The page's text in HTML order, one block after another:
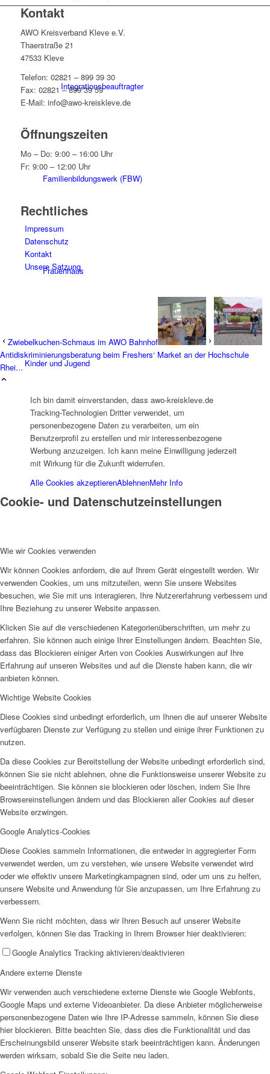
Integrationsbeauftragter
Familienbildungswerk (FBW)
Frauenhaus
Kinder und Jugend
Ambulante Hilfen zur Erziehung
UFH
Erziehungsbeistand
PKD
Kontakt
AWO Kreisverband Kleve e.V.
Thaerstraße 21
47533 Kleve
Telefon: 02821 – 899 39 30
Fax: 02821 – 899 39 59
E-Mail: info@awo-kreiskleve.de
Öffnungszeiten
Mo – Do: 9:00 – 16:00 Uhr
Fr: 9:00 – 12:00 Uhr
Rechtliches
Impressum
Datenschutz
Kontakt
Unsere Satzung
Zwiebelkuchen-Schmaus im AWO Bahnhof
Antidiskriminierungsberatung beim Freshers‘ Market an der Hochschule
Rhei...
Ich bin damit einverstanden, dass awo-kreiskleve.de
Tracking-Technologien Dritter verwendet, um
personenbezogene Daten zu verarbeiten, um ein
Benutzerprofil zu erstellen und mir interessenbezogene
Werbung anzuzeigen. Ich kann meine Einwilligung jederzeit
mit Wirkung für die Zukunft widerrufen.
Alle Cookies akzeptierenAblehnenMehr Info
Cookie- und Datenschutzeinstellungen
Wie wir Cookies verwenden
Wir können Cookies anfordern, die auf Ihrem Gerät eingestellt werden. Wir
verwenden Cookies, um uns mitzuteilen, wenn Sie unsere Websites
besuchen, wie Sie mit uns interagieren, Ihre Nutzererfahrung verbessern und
Ihre Beziehung zu unserer Website anpassen.
Klicken Sie auf die verschiedenen Kategorienüberschriften, um mehr zu
erfahren. Sie können auch einige Ihrer Einstellungen ändern. Beachten Sie,
dass das Blockieren einiger Arten von Cookies Auswirkungen auf Ihre
Erfahrung auf unseren Websites und auf die Dienste haben kann, die wir
anbieten können.
Wichtige Website Cookies
Diese Cookies sind unbedingt erforderlich, um Ihnen die auf unserer Website
verfügbaren Dienste zur Verfügung zu stellen und einige ihrer Funktionen zu
nutzen.
Da diese Cookies zur Bereitstellung der Website unbedingt erforderlich sind,
können Sie sie nicht ablehnen, ohne die Funktionsweise unserer Website zu
beeinträchtigen. Sie können sie blockieren oder löschen, indem Sie Ihre
Browsereinstellungen ändern und das Blockieren aller Cookies auf dieser
Website erzwingen.
Google Analytics-Cookies
Diese Cookies sammeln Informationen, die entweder in aggregierter Form
verwendet werden, um zu verstehen, wie unsere Website verwendet wird
oder wie effektiv unsere Marketingkampagnen sind, oder um uns zu helfen,
unsere Website und Anwendung für Sie anzupassen, um Ihre Erfahrung zu
verbessern.
Wenn Sie nicht möchten, dass wir Ihren Besuch auf unserer Website
verfolgen, können Sie das Tracking in Ihrem Browser hier deaktivieren:
Google Analytics Tracking aktivieren/deaktivieren
Andere externe Dienste
Wir verwenden auch verschiedene externe Dienste wie Google Webfonts,
Google Maps und externe Videoanbieter. Da diese Anbieter möglicherweise
personenbezogene Daten wie Ihre IP-Adresse sammeln, können Sie diese
hier blockieren. Bitte beachten Sie, dass dies die Funktionalität und das
Erscheinungsbild unserer Website stark beeinträchtigen kann. Änderungen
werden wirksam, sobald Sie die Seite neu laden.